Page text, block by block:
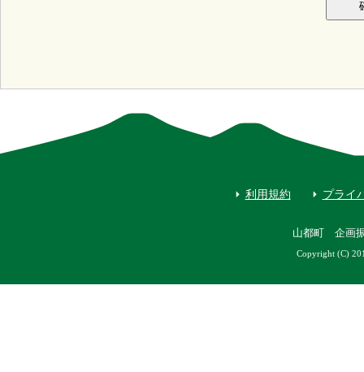
利用規約 プライ
山都町 企画
Copyright (C)